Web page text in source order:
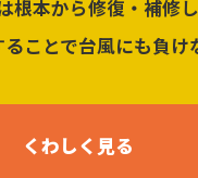
根本から修復・補修し
ことで台風にも負け
くわしく見る